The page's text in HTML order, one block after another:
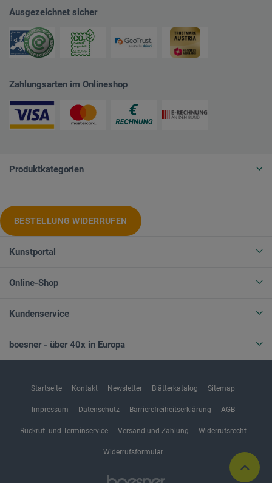
Ausgezeichnet sicher
Zahlungsarten im Onlineshop
Produktkategorien
BESTELLUNG WIDERRUFEN
Kunstportal
Online-Shop
Kundenservice
boesner - über 40x in Europa
Startseite Kontakt Newsletter Blätterkatalog Sitemap
Impressum Datenschutz Barrierefreiheitserklärung AGB
Rückruf- und Terminservice Versand und Zahlung Widerrufsrecht
Widerrufsformular